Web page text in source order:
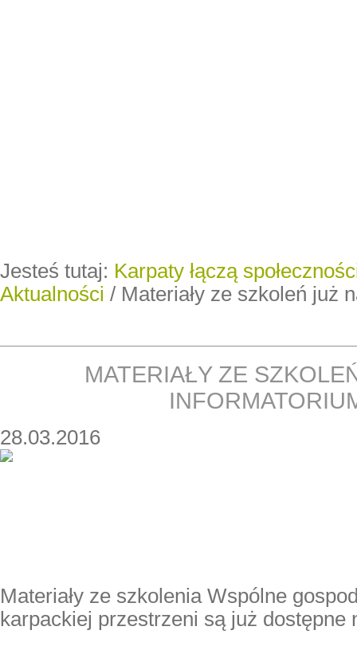
Jesteś tutaj: Karpaty łączą
Aktualności / Materiały ze szkoleń już
MATERIAŁY ZE
28.03.2016
Materiały ze szkolenia Wspólne
karpackiej przestrzeni są już